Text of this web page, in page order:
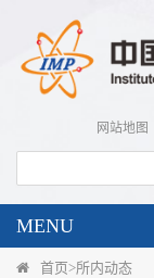
网站地图
MENU
首页>所内动态